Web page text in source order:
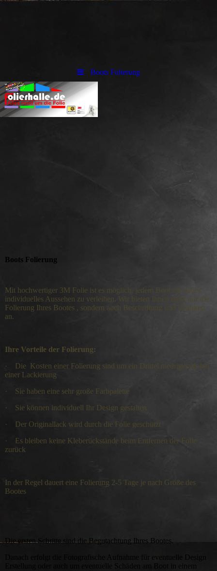
Boots Folierung
Boots Folierung
Mit hochwertiger 3M Folie ist es möglich, jedem Boot ein neues
individuelles Aussehen zu verleihen. Wir bieten Ihnen nicht nur die
Folierung Ihres Bootes , sondern auch Beschriftung und Grafiken
an.
Ihre Vorteile der Folierung:
·
Die Kosten einer Folierung sind um ein Drittel niedriger als bei
einer Lackierung
·
Sie haben eine sehr große Farbpalette
·
Sie können individuell Ihr Design gestalten
·
Der Originallack wird durch die Folie geschützt
·
Es bleiben keine Kleberückstände beim Entfernen der Folie
zurück
In der Regel dauert eine Folierung 2-5 Tage je nach Größe des
Bootes
Die ersten Schritte sind die Begutachtung Ihres Bootes.
Danach erfolgt die Fotografische Aufnahme für eventuelle Design
Erstellung oder auch um eventuelle Schäden am Boot in einem